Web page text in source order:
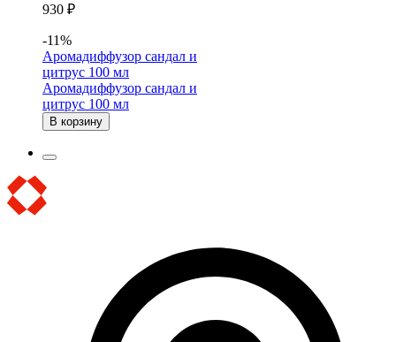
930 ₽
-11%
Аромадиффузор сандал и
цитрус 100 мл
Аромадиффузор сандал и
цитрус 100 мл
В корзину